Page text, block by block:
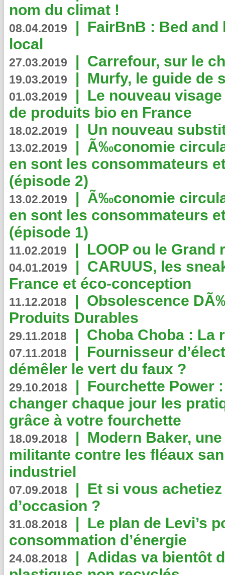
nom du climat !
08.04.2019 | FairBnB : Bed
local
27.03.2019 | Carrefour, sur le
19.03.2019 | Murfy, le guide de
01.03.2019 | Le nouveau
de produits bio en France
18.02.2019 | Un nouveau
13.02.2019 | Ã‰conomie
en sont les consommateurs
(épisode 2)
13.02.2019 | Ã‰conomie
en sont les consommateurs
(épisode 1)
11.02.2019 | LOOP ou le Grand
04.01.2019 | CARUUS, les
France et éco-conception
11.12.2018 | Obsolescence
Produits Durables
29.11.2018 | Choba Choba : La
07.11.2018 | Fournisseur
démêler le vert du faux ?
29.10.2018 | Fourchette Power
changer chaque jour les
grâce à votre fourchette
18.09.2018 | Modern Baker,
militante contre les fléaux
industriel
07.09.2018 | Et si vous
d’occasion ?
31.08.2018 | Le plan de Levi’s
consommation d’énergie
24.08.2018 | Adidas va bientôt